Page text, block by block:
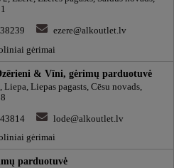
ezere@alkoutlet.lv
gėrimai
& Vīni, gėrimų parduotuvė
Liepa, Liepas pagasts, Cēsu novads,
lode@alkoutlet.lv
gėrimai
parduotuvė